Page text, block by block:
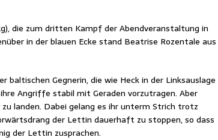
die zum drit­ten Kampf der Abend­ver­an­stal­tung in
in der blau­en Ecke stand Bea­tri­se Rozenta­le aus
bal­ti­schen Geg­ne­rin, die wie Heck in der Links­aus­la­ge
Angrif­fe sta­bil mit Gera­den vor­zu­tra­gen. Aber
lan­den. Dabei gelang es ihr unterm Strich trotz
der Let­tin dau­er­haft zu stop­pen, so dass
der Let­tin zusprachen.